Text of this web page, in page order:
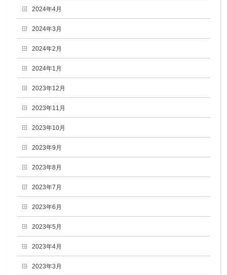
2024年4月
2024年3月
2024年2月
2024年1月
2023年12月
2023年11月
2023年10月
2023年9月
2023年8月
2023年7月
2023年6月
2023年5月
2023年4月
2023年3月